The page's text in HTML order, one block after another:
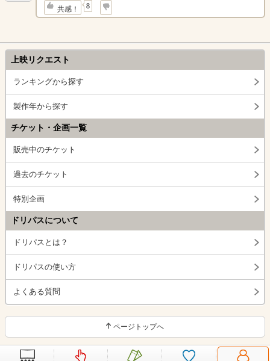
共感！ 8
↓
上映リクエスト
ランキングから探す
製作年から探す
チケット・企画一覧
販売中のチケット
過去のチケット
特別企画
ドリパスについて
ドリパスとは？
ドリパスの使い方
よくある質問
ページトップへ